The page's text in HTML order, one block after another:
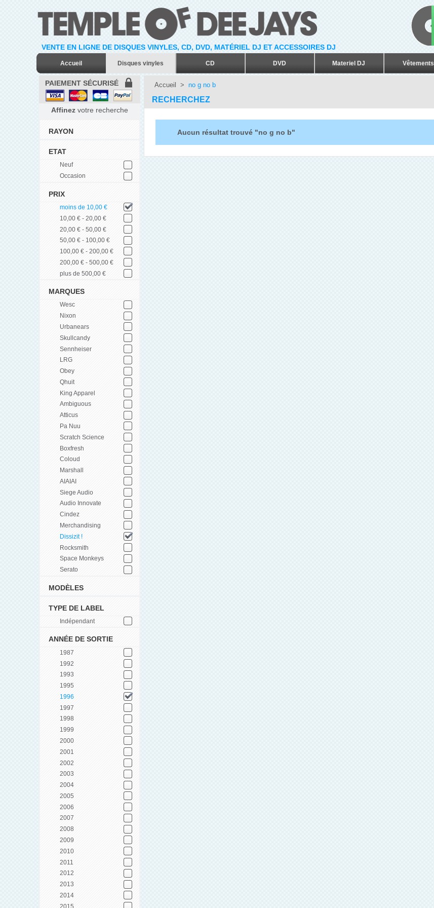
VENTE EN LIGNE DE DISQUES VINYLES, CD, DVD, MATÉRIEL DJ ET ACCESSOIRES DJ
Accueil Disques vinyles CD DVD Materiel DJ Vêtements
PAIEMENT SÉCURISÉ
Affinez votre recherche
RAYON
ETAT
Neuf
Occasion
PRIX
moins de 10,00 €
10,00 € - 20,00 €
20,00 € - 50,00 €
50,00 € - 100,00 €
100,00 € - 200,00 €
200,00 € - 500,00 €
plus de 500,00 €
MARQUES
Wesc
Nixon
Urbanears
Skullcandy
Sennheiser
LRG
Obey
Qhuit
King Apparel
Ambiguous
Atticus
Pa Nuu
Scratch Science
Boxfresh
Coloud
Marshall
AIAIAI
Siege Audio
Audio Innovate
Cindez
Merchandising
Dissizit !
Rocksmith
Space Monkeys
Serato
MODÈLES
TYPE DE LABEL
Indépendant
ANNÉE DE SORTIE
1987
1992
1993
1995
1996
1997
1998
1999
2000
2001
2002
2003
2004
2005
2006
2007
2008
2009
2010
2011
2012
2013
2014
2015
Accueil > no g no b
RECHERCHEZ
Aucun résultat trouvé "no g no b"